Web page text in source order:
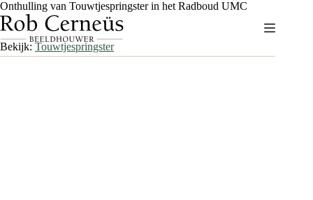
Ga
naar
de
inhoud
Onthulling van Touwtjespringster in het Radboud UMC
Bekijk: Touwtjespringster